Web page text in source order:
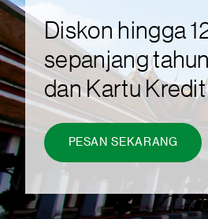
Diskon hingga
sepanjang
dan Kartu
PESAN SEKARANG